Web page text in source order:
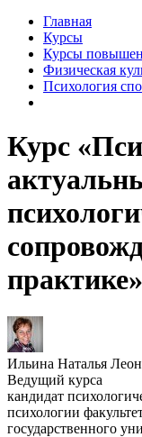
Главная
Курсы
Курсы
Физическая
Психология
Курс
практике»
Ильина Наталья
Ведущий курса
кандидат
психологии
государственного